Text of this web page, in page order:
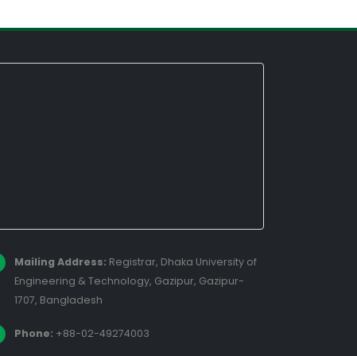
Mailing Address: Registrar, Dhaka University of
Engineering & Technology, Gazipur, Gazipur-
1707, Bangladesh
Phone: +88-02-49274003